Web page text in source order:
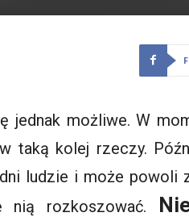
jednak możliwe. W
taką kolej rzeczy.
ludzie i może powoli
nią rozkoszować.